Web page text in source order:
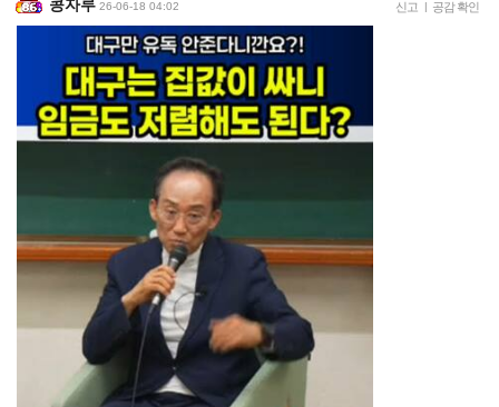
콩자루 26-06-18 04:02 신고 | 공감 확인